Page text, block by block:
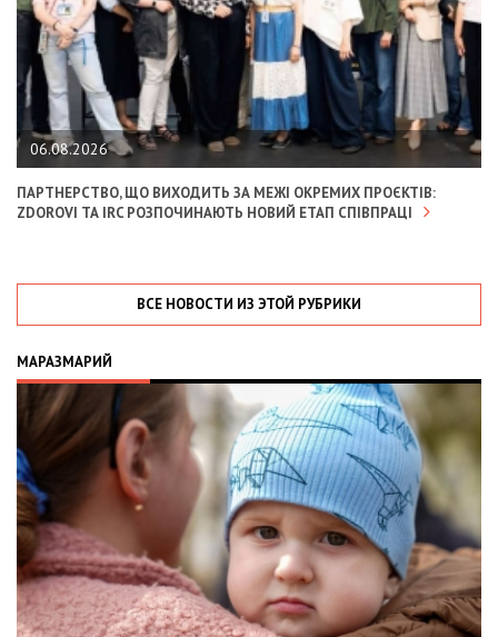
06.08.2026
ПАРТНЕРСТВО, ЩО ВИХОДИТЬ ЗА МЕЖІ ОКРЕМИХ ПРОЄКТІВ:
ZDOROVI ТА IRC РОЗПОЧИНАЮТЬ НОВИЙ ЕТАП СПІВПРАЦІ
ВСЕ НОВОСТИ ИЗ ЭТОЙ РУБРИКИ
МАРАЗМАРИЙ